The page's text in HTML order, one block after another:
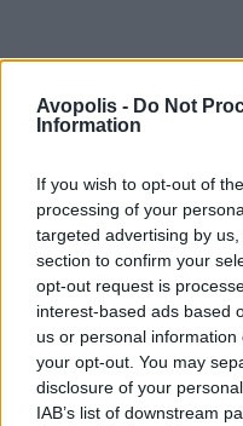
Avopolis - Do Not
Information
If you wish to opt-out of
processing of your
targeted advertising by
section to confirm your
opt-out request is
interest-based ads based
us or personal
your opt-out. You may
disclosure of your
IAB’s list of downstream